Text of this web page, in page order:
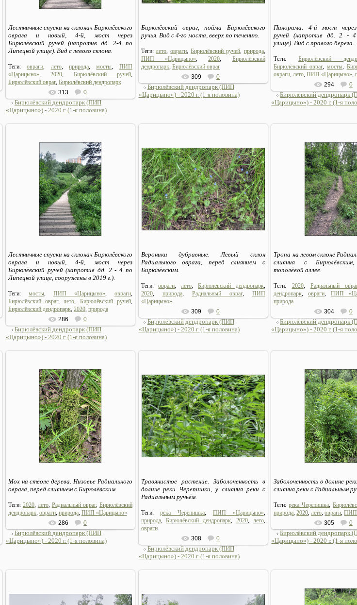
Лестничные спуски на склонах Бирюлёвского
оврага и новый, 4-й, мост через
Бирюлёвский ручей (напротив дд. 2-4 по
Липецкой улице). Вид с левого склона.
Теги:овраги, лето,природа,мосты, ПИП
«Царицыно»,2020,Бирюлёвский ручей,
Бирюлёвский овраг, Бирюлёвский дендропарк
313
0
Бирюлёвский дендропарк (ПИП
«Царицыно») - 2020 г. (1-я половина)
Бирюлёвский овраг, пойма Бирюлёвского
ручья. Вид с 4-го моста, вверх по течению.
Теги:лето,овраги,Бирюлёвский ручей, природа,
ПИП «Царицыно»,2020, Бирюлёвский
дендропарк, Бирюлёвский овраг
309
0
Бирюлёвский дендропарк (ПИП
«Царицыно») - 2020 г. (1-я половина)
Панорама. 4-й мост через
ручей (напротив дд. 2 -
улице). Вид с правого берега.
Теги:Бирюлёвский
Бирюлёвский овраг, мосты,
овраги,лето,ПИП «Царицыно»,
294
0
Бирюлёвский дендропарк
«Царицыно») - 2020 г. (1-я
06.07.2020
Sirius_MSK
Лестничные спуски на склонах Бирюлёвского
оврага и новый, 4-й, мост через
Бирюлёвский ручей (напротив дд. 2 - 4 по
Липецкой улице, сооружены в 2019 г.).
Теги: мосты, ПИП «Царицыно», овраги,
Бирюлёвский овраг,лето, Бирюлёвский ручей,
Бирюлёвский дендропарк, 2020, природа
286
0
Бирюлёвский дендропарк (ПИП
«Царицыно») - 2020 г. (1-я половина)
06.07.2020
Sirius_MSK
Вероники дубравные. Левый склон
Радиального оврага, перед слиянием с
Бирюлёвским.
Теги:овраги,лето, Бирюлёвский дендропарк,
2020, природа, Радиальный овраг, ПИП
«Царицыно»
309
0
Бирюлёвский дендропарк (ПИП
«Царицыно») - 2020 г. (1-я половина)
06.07.2020
Sirius_MSK
Тропа на левом склоне
слияния с
тополёвой аллее.
Теги: 2020, Радиальный
дендропарк,овраги, ПИП
природа
304
0
Бирюлёвский дендропарк
«Царицыно») - 2020 г. (1-я
06.07.2020
Sirius_MSK
Мох на стволе дерева. Низовье Радиального
оврага, перед слиянием с Бирюлёвским.
Теги: 2020, лето, Радиальный овраг, Бирюлёвский
дендропарк, овраги, природа, ПИП «Царицыно»
286
0
Бирюлёвский дендропарк (ПИП
«Царицыно») - 2020 г. (1-я половина)
06.07.2020
Sirius_MSK
Травянистое растение. Заболоченность в
долине реки Черепишки, у слияния реки с
Радиальным ручьём.
Теги:река Черепишка, ПИП «Царицыно»,
природа,Бирюлёвский дендропарк, 2020, лето,
овраги
308
0
Бирюлёвский дендропарк (ПИП
«Царицыно») - 2020 г. (1-я половина)
06.07.2020
Sirius_MSK
Заболоченность в долине
слияния реки с Радиальным
Теги:река Черепишка,
природа,2020,лето,овраги,ПИП
305
0
Бирюлёвский дендропарк
«Царицыно») - 2020 г. (1-я